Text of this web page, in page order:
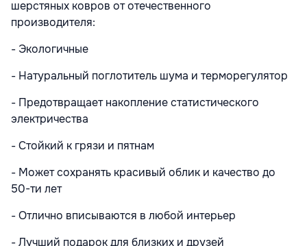
шерстяных ковров от отечественного
производителя:
- Экологичные
- Натуральный поглотитель шума и терморегулятор
- Предотвращает накопление статистического
электричества
- Стойкий к грязи и пятнам
- Может сохранять красивый облик и качество до
50-ти лет
- Отлично вписываются в любой интерьер
- Лучший подарок для близких и друзей